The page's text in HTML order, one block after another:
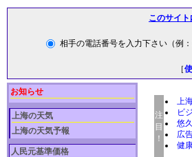
このサイ
相手の電話番号を入力下さい（例
［
お知らせ
上海の天気
上海の天気予報
人民元基準価格
注
目
！
上
ビ
悠
広
健